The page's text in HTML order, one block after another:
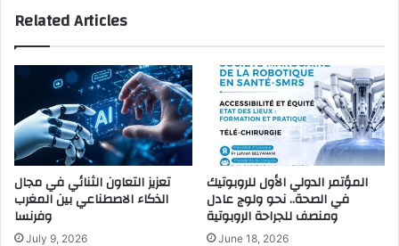
Related Articles
تعزيز التعاون الثنائي في مجال
الذكاء الاصطناعي بين المغرب
وفرنسا
July 9, 2026
المؤتمر الدولي الأول للروبوتيك
في الصحة.. نحو ولوج عادل
ومنصف للجراحة الروبوتية
June 18, 2026